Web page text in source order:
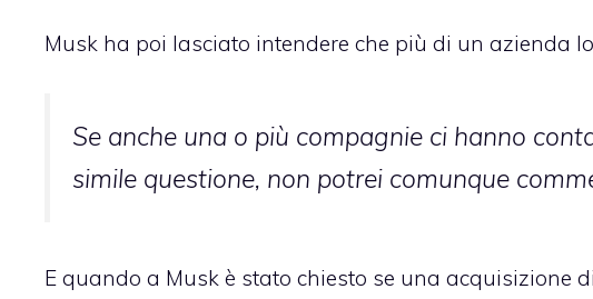
Musk ha poi lasciato intendere che più di un azienda
Se anche una o più compagnie ci hanno
simile questione, non potrei comunque
E quando a Musk è stato chiesto se una acquisizione